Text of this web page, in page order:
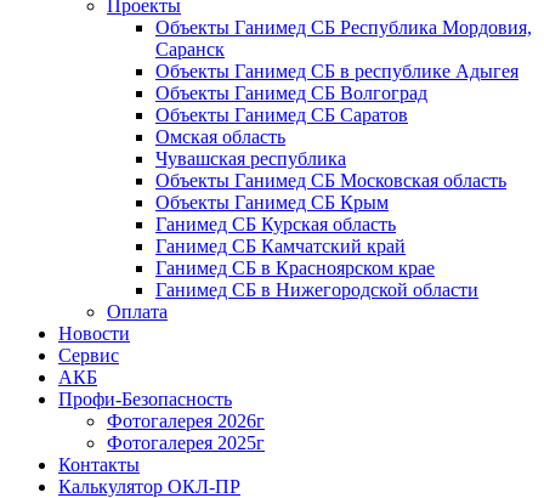
Проекты
Объекты Ганимед СБ Республика Мордовия,
Саранск
Объекты Ганимед СБ в республике Адыгея
Объекты Ганимед СБ Волгоград
Объекты Ганимед СБ Саратов
Омская область
Чувашская республика
Объекты Ганимед СБ Московская область
Объекты Ганимед СБ Крым
Ганимед СБ Курская область
Ганимед СБ Камчатский край
Ганимед СБ в Красноярском крае
Ганимед СБ в Нижегородской области
Оплата
Новости
Сервис
АКБ
Профи-Безопасность
Фотогалерея 2026г
Фотогалерея 2025г
Контакты
Калькулятор ОКЛ-ПР